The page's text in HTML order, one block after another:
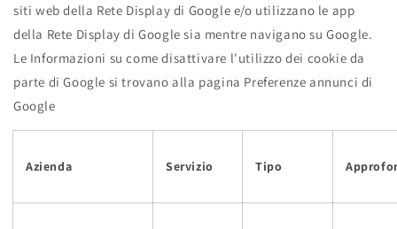
siti web della Rete Display di Google e/o utilizzano le app
della Rete Display di Google sia mentre navigano su Google.
Le Informazioni su come disattivare l'utilizzo dei cookie da
parte di Google si trovano alla pagina Preferenze annunci di
Google
Azienda Servizio Tipo